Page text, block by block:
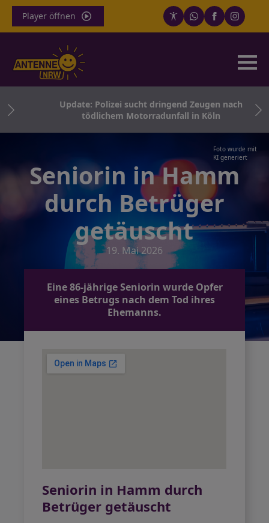
Player öffnen
Update: Polizei sucht dringend Zeugen nach
tödlichem Motorradunfall in Köln
Foto wurde mit
KI generiert
Seniorin in Hamm
durch Betrüger
getäuscht
19. Mai 2026
Eine 86-jährige Seniorin wurde Opfer
eines Betrugs nach dem Tod ihres
Ehemanns.
Seniorin in Hamm durch
Betrüger getäuscht